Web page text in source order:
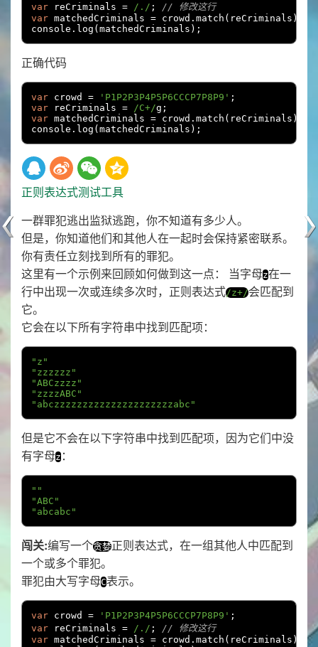
var reCriminals = /./ ;
// 修改这行
var matchedCriminals = crowd . match ( reCriminals );
console . log ( matchedCriminals );
正确代码
var crowd = 'P1P2P3P4P5P6CCCP7P8P9' ;
var reCriminals = /C+/g ;
var matchedCriminals = crowd . match ( reCriminals );
console . log ( matchedCriminals );
正则表达式测试工具
一群罪犯逃出监狱逃跑，你不知道有多少人。
但是，你知道他们和其他人在一起时会保持紧密联系。
你有责任立刻找到所有的罪犯。
这里有一个示例来回顾如何做到这一点： 当字母z在一
行中出现一次或连续多次时，正则表达式/z+/会匹配到
它。
它会在以下所有字符串中找到匹配项：
"z"
"zzzzzz"
"ABCzzzz"
"zzzzABC"
"abczzzzzzzzzzzzzzzzzzzzzabc"
但是它不会在以下字符串中找到匹配项，因为它们中没
有字母z ：
""
"ABC"
"abcabc"
闯关:编写一个贪婪正则表达式，在一组其他人中匹配到
一个或多个罪犯。
罪犯由大写字母C表示。
var crowd = 'P1P2P3P4P5P6CCCP7P8P9' ;
var reCriminals = /./ ;
// 修改这行
var matchedCriminals = crowd . match ( reCriminals );